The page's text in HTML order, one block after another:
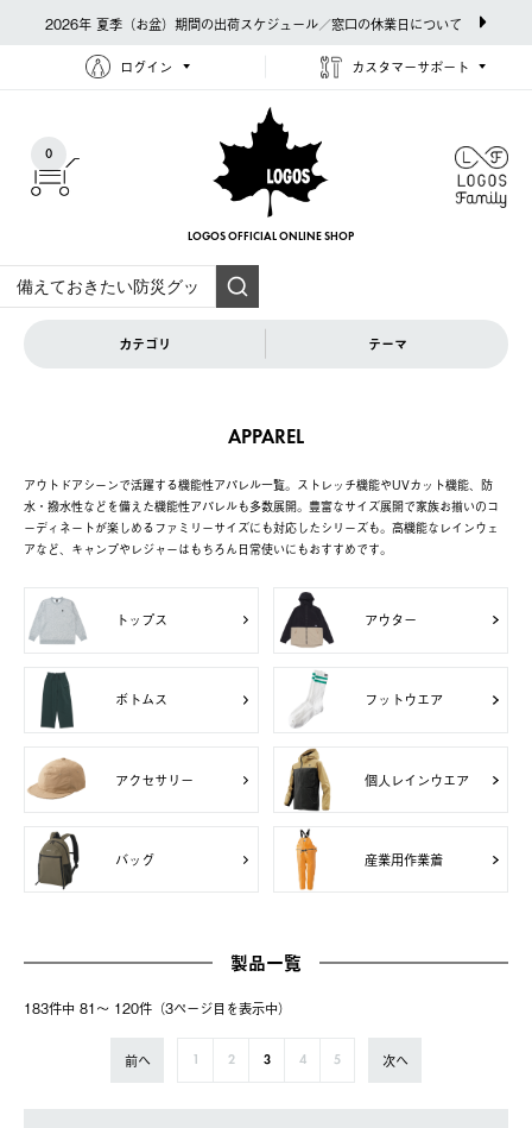
2026年 夏季（お盆）期間の出荷スケジュール／窓口の休業日について
ログイン カスタマーサポート
0
LOGOS OFFICIAL ONLINE SHOP
カテゴリ テーマ
APPAREL
アウトドアシーンで活躍する機能性アパレル一覧。ストレッチ機能やUVカット機能、防
水・撥水性などを備えた機能性アパレルも多数展開。豊富なサイズ展開で家族お揃いのコ
ーディネートが楽しめるファミリーサイズにも対応したシリーズも。高機能なレインウェ
アなど、キャンプやレジャーはもちろん日常使いにもおすすめです。
トップス アウター
ボトムス フットウエア
アクセサリー 個人レインウエア
バッグ 産業用作業着
製品一覧
183件中 81〜 120件（3ページ⽬を表⽰中）
前へ 2 3 4 5 次へ